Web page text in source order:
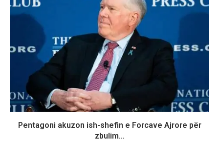
Pentagoni akuzon ish-shefin e Forcave Ajrore për
zbulim...